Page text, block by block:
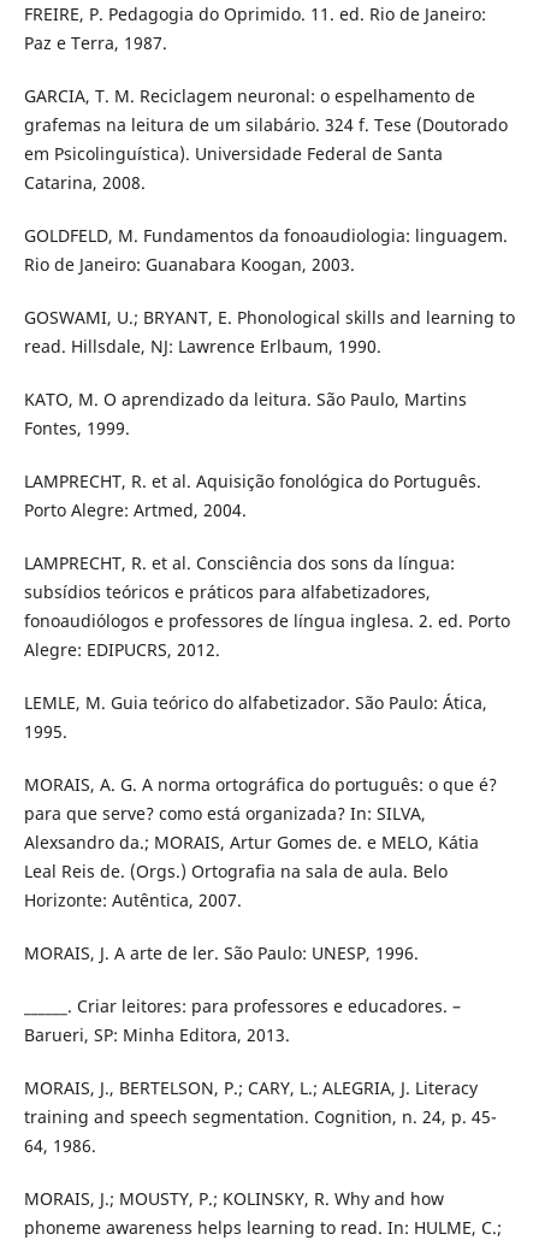
FREIRE, P. Pedagogia do Oprimido. 11. ed. Rio de Janeiro:
Paz e Terra, 1987.
GARCIA, T. M. Reciclagem neuronal: o espelhamento de
grafemas na leitura de um silabário. 324 f. Tese (Doutorado
em Psicolinguística). Universidade Federal de Santa
Catarina, 2008.
GOLDFELD, M. Fundamentos da fonoaudiologia: linguagem.
Rio de Janeiro: Guanabara Koogan, 2003.
GOSWAMI, U.; BRYANT, E. Phonological skills and learning to
read. Hillsdale, NJ: Lawrence Erlbaum, 1990.
KATO, M. O aprendizado da leitura. São Paulo, Martins
Fontes, 1999.
LAMPRECHT, R. et al. Aquisição fonológica do Português.
Porto Alegre: Artmed, 2004.
LAMPRECHT, R. et al. Consciência dos sons da língua:
subsídios teóricos e práticos para alfabetizadores,
fonoaudiólogos e professores de língua inglesa. 2. ed. Porto
Alegre: EDIPUCRS, 2012.
LEMLE, M. Guia teórico do alfabetizador. São Paulo: Ática,
1995.
MORAIS, A. G. A norma ortográfica do português: o que é?
para que serve? como está organizada? In: SILVA,
Alexsandro da.; MORAIS, Artur Gomes de. e MELO, Kátia
Leal Reis de. (Orgs.) Ortografia na sala de aula. Belo
Horizonte: Autêntica, 2007.
MORAIS, J. A arte de ler. São Paulo: UNESP, 1996.
______. Criar leitores: para professores e educadores. –
Barueri, SP: Minha Editora, 2013.
MORAIS, J., BERTELSON, P.; CARY, L.; ALEGRIA, J. Literacy
training and speech segmentation. Cognition, n. 24, p. 45-
64, 1986.
MORAIS, J.; MOUSTY, P.; KOLINSKY, R. Why and how
phoneme awareness helps learning to read. In: HULME, C.;